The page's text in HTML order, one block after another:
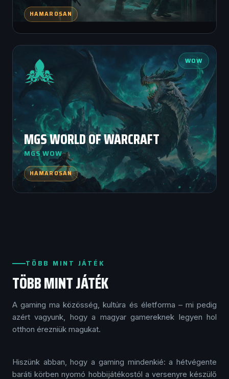
HAMAROSAN
WOW
MGS WORLD OF WARCRAFT
MGS WOW
HAMAROSAN
TÖBB MINT JÁTÉK
TÖBB MINT JÁTÉK
A gaming ma közösség, kultúra és életforma – mi pedig
azért vagyunk, hogy a magyar gamereknek legyen hol
otthon érezniük magukat.
Hiszünk abban, hogy a gaming mindenkié: a hétvégente
baráti körben nyomó hobbi­játékostól a versenyre készülő